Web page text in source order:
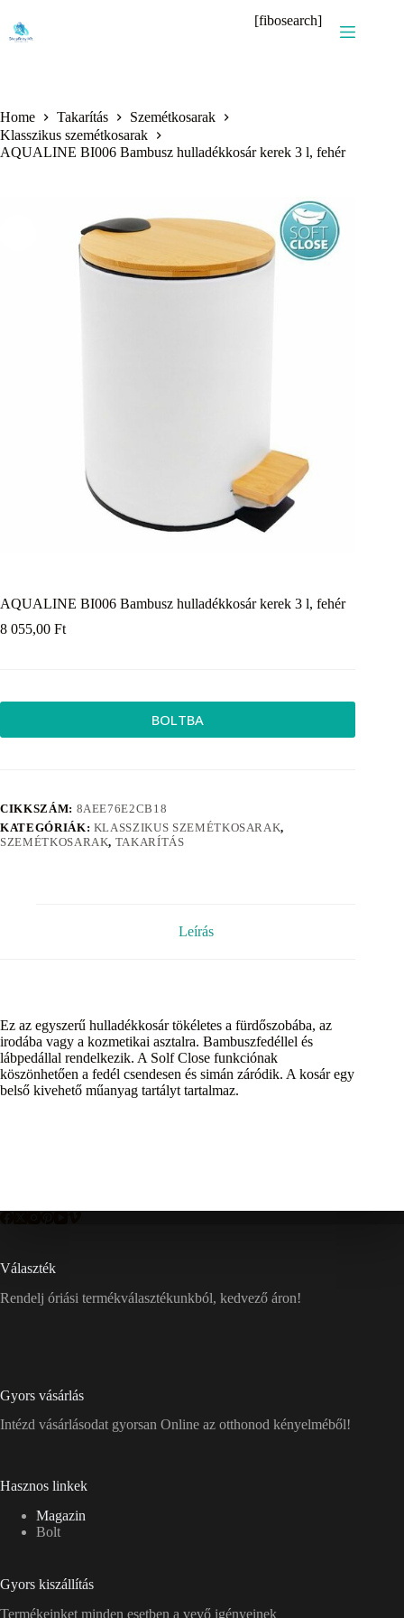
content
[fibosearch]
Home Takarítás
Szemétkosarak
Klasszikus szemétkosarak
AQUALINE BI006 Bambusz hulladékkosár kerek 3 l, fehér
AQUALINE BI006 Bambusz hulladékkosár kerek 3 l, fehér
8 055,00 Ft
BOLTBA
CIKKSZÁM: 8AEE76E2CB18
KATEGÓRIÁK: KLASSZIKUS SZEMÉTKOSARAK,
SZEMÉTKOSARAK, TAKARÍTÁS
Leírás
Ez az egyszerű hulladékkosár tökéletes a fürdőszobába, az
irodába vagy a kozmetikai asztalra. Bambuszfedéllel és
lábpedállal rendelkezik. A Solf Close funkciónak
köszönhetően a fedél csendesen és simán záródik. A kosár egy
belső kivehető műanyag tartályt tartalmaz.
Választék
Rendelj óriási termékválasztékunkból, kedvező áron!
Gyors vásárlás
Intézd vásárlásodat gyorsan Online az otthonod kényelméből!
Hasznos linkek
Magazin
Bolt
Gyors kiszállítás
Termékeinket minden esetben a vevő igényeinek